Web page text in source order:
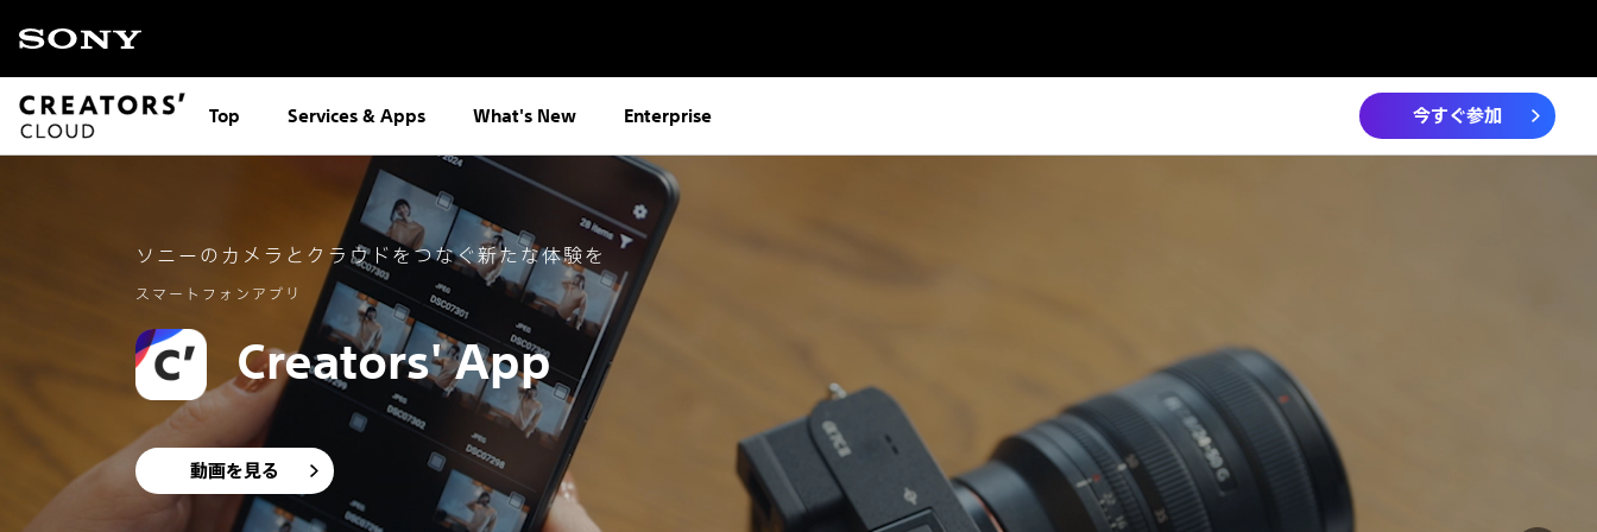
Top Services & Apps What's New Enterprise 今すぐ参加
Creators' App
ソニーのカメラとクラウドをつなぐ新たな体験を
スマートフォンアプリ
動画を見る